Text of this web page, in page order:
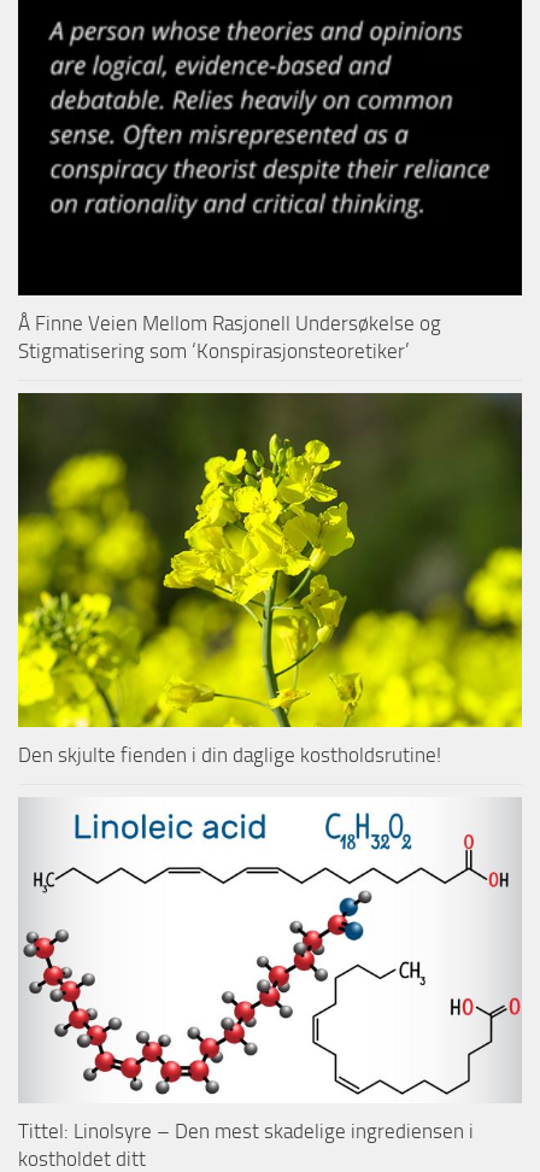
Å Finne Veien Mellom Rasjonell Undersøkelse og
Stigmatisering som ‘Konspirasjonsteoretiker’
Den skjulte fienden i din daglige kostholdsrutine!
Tittel: Linolsyre – Den mest skadelige ingrediensen i
kostholdet ditt